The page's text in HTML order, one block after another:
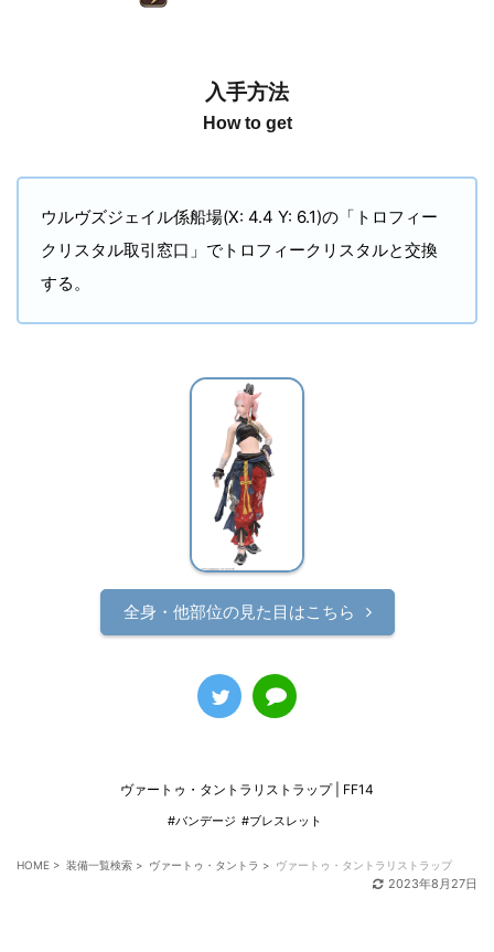
入手方法
How to get
ウルヴズジェイル係船場(X: 4.4 Y: 6.1)の「トロフィー
クリスタル取引窓口」でトロフィークリスタルと交換
する。
全身・他部位の見た目はこちら
ヴァートゥ・タントラリストラップ | FF14
#バンデージ #ブレスレット
HOME > 装備一覧検索 > ヴァートゥ・タントラ > ヴァートゥ・タントラリストラップ
2023年8月27日